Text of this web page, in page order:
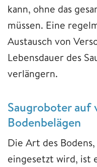
kann, ohne das
müssen. Eine
Austausch von
Lebensdauer des
verlängern.
Saugroboter auf
Bodenbelägen
Die Art des
eingesetzt wird, ist